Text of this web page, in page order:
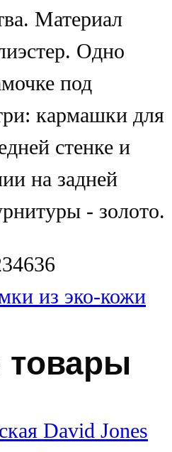
Материал
Одно
под
кармашки для
стенке и
на задней
- золото.
из эко-кожи
товары